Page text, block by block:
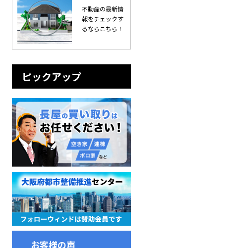
不動産の最新情
報をチェックす
るならこちら！
ピックアップ
お客様の声